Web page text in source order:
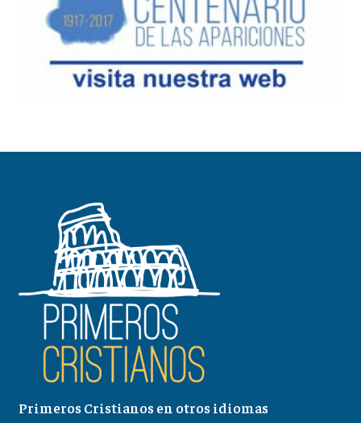
Primeros Cristianos en otros idiomas